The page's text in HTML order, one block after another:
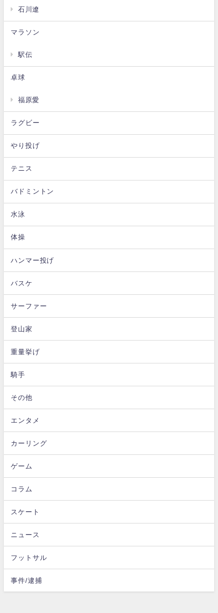
石川遼
マラソン
駅伝
卓球
福原愛
ラグビー
やり投げ
テニス
バドミントン
水泳
体操
ハンマー投げ
バスケ
サーファー
登山家
重量挙げ
騎手
その他
エンタメ
カーリング
ゲーム
コラム
スケート
ニュース
フットサル
事件/逮捕